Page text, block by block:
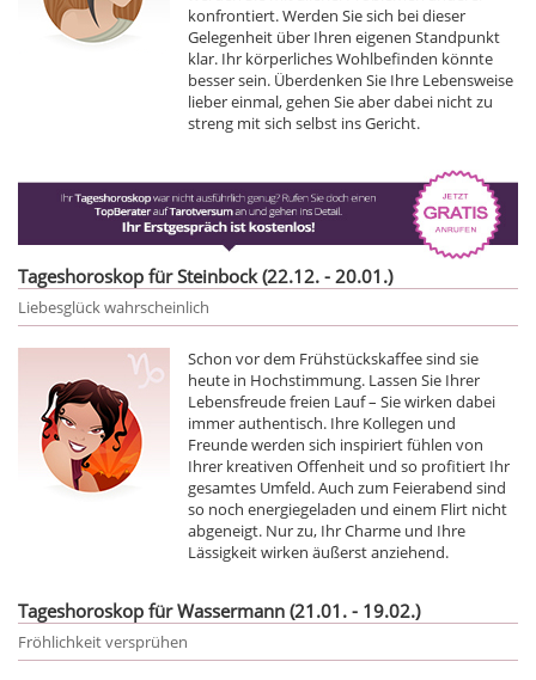
konfrontiert. Werden Sie sich bei dieser
Gelegenheit über Ihren eigenen Standpunkt
klar. Ihr körperliches Wohlbefinden könnte
besser sein. Überdenken Sie Ihre Lebensweise
lieber einmal, gehen Sie aber dabei nicht zu
streng mit sich selbst ins Gericht.
Tageshoroskop für Steinbock (22.12. - 20.01.)
Liebesglück wahrscheinlich
Schon vor dem Frühstückskaffee sind sie
heute in Hochstimmung. Lassen Sie Ihrer
Lebensfreude freien Lauf – Sie wirken dabei
immer authentisch. Ihre Kollegen und
Freunde werden sich inspiriert fühlen von
Ihrer kreativen Offenheit und so profitiert Ihr
gesamtes Umfeld. Auch zum Feierabend sind
so noch energiegeladen und einem Flirt nicht
abgeneigt. Nur zu, Ihr Charme und Ihre
Lässigkeit wirken äußerst anziehend.
Tageshoroskop für Wassermann (21.01. - 19.02.)
Fröhlichkeit versprühen